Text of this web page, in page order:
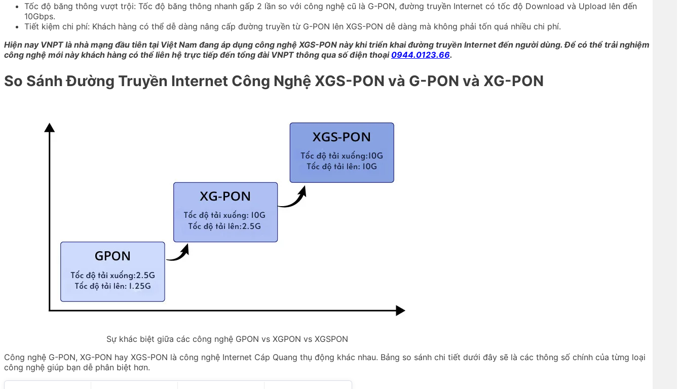
Tốc độ băng thông vượt trội: Tốc độ băng thông nhanh gấp 2 lần so với công nghệ cũ là G-PON, đường truyền Internet có tốc độ Download và Upload lên đến
10Gbps.
Tiết kiệm chi phí: Khách hàng có thể dễ dàng nâng cấp đường truyền từ G-PON lên XGS-PON dễ dàng mà không phải tốn quá nhiều chi phí.
Hiện nay VNPT là nhà mạng đầu tiên tại Việt Nam đang áp dụng công nghệ XGS-PON này khi triển khai đường truyền Internet đến người dùng. Để có thể trải nghiệm
công nghệ mới này khách hàng có thể liên hệ trực tiếp đến tổng đài VNPT thông qua số điện thoại 0944.0123.66.
So Sánh Đường Truyền Internet Công Nghệ XGS-PON và G-PON và XG-PON
Sự khác biệt giữa các công nghệ GPON vs XGPON vs XGSPON
Công nghệ G-PON, XG-PON hay XGS-PON là công nghệ Internet Cáp Quang thụ động khác nhau. Bảng so sánh chi tiết dưới đây sẽ là các thông số chính của từng loại
công nghệ giúp bạn dễ phân biệt hơn.